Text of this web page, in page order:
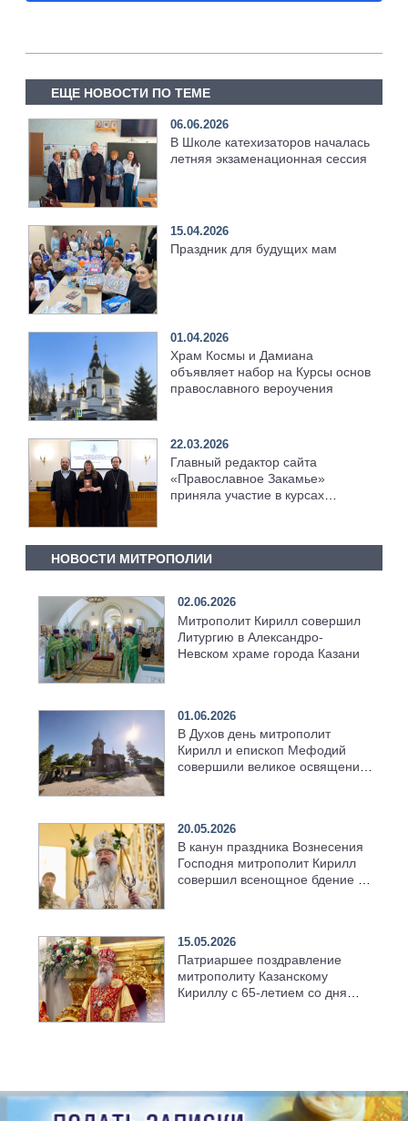
ЕЩЕ НОВОСТИ ПО ТЕМЕ
06.06.2026
В Школе катехизаторов началась
летняя экзаменационная сессия
15.04.2026
Праздник для будущих мам
01.04.2026
Храм Космы и Дамиана
объявляет набор на Курсы основ
православного вероучения
22.03.2026
Главный редактор сайта
«Православное Закамье»
приняла участие в курсах
НОВОСТИ МИТРОПОЛИИ
02.06.2026
Митрополит Кирилл совершил
Литургию в Александро-
Невском храме города Казани
01.06.2026
В Духов день митрополит
Кирилл и епископ Мефодий
совершили великое освящение
20.05.2026
В канун праздника Вознесения
Господня митрополит Кирилл
совершил всенощное бдение в
15.05.2026
Патриаршее поздравление
митрополиту Казанскому
Кириллу с 65-летием со дня